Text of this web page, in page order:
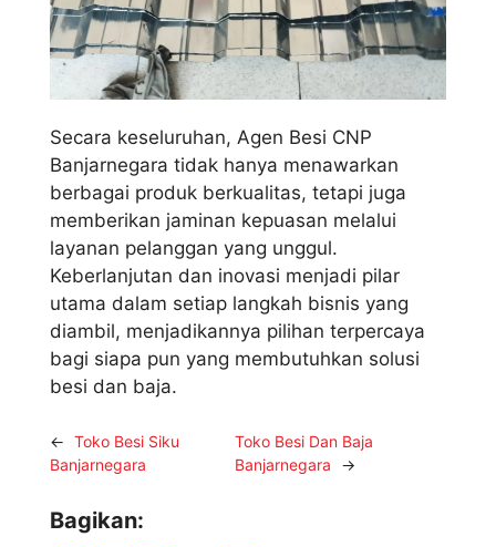
Secara keseluruhan, Agen Besi CNP
Banjarnegara tidak hanya menawarkan
berbagai produk berkualitas, tetapi juga
memberikan jaminan kepuasan melalui
layanan pelanggan yang unggul.
Keberlanjutan dan inovasi menjadi pilar
utama dalam setiap langkah bisnis yang
diambil, menjadikannya pilihan terpercaya
bagi siapa pun yang membutuhkan solusi
besi dan baja.
← Toko Besi Siku
Banjarnegara
Toko Besi Dan Baja
Banjarnegara
→
Bagikan: